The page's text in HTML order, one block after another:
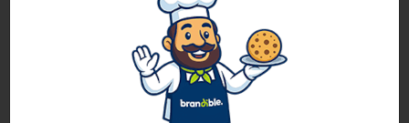
gesunden Stäbe können
bequem in das frisch gebrühte Wasser gelegt werden und
der Tee kann nach kurzer Ziehzeit getrunken werden. Die
Verpackung der innovativen Sticks kann nach Belieben bunt
mit Ihrer Werbeanbringung bedruckt werden und an